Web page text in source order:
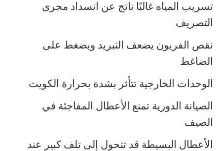
تسريب المياه غالبًا ناتج عن انسداد مجرى
التصريف
نقص الفريون يضعف التبريد ويضغط على
الضاغط
الوحدات الخارجية تتأثر بشدة بحرارة الكويت
الصيانة الدورية تمنع الأعطال المفاجئة في
الصيف
الأعطال البسيطة قد تتحول إلى تلف كبير عند